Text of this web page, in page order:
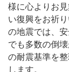
様に心よりお
い復興をお祈
の地震では、
でも多数の倒
の耐震基準を
します。